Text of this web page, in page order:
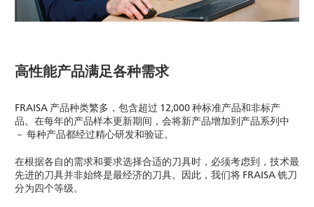
高性能产品满足各种需求
FRAISA 产品种类繁多，包含超过 12,000 种标准产品和非标产
品。在每年的产品样本更新期间，会将新产品增加到产品系列中
－ 每种产品都经过精心研发和验证。
在根据各自的需求和要求选择合适的刀具时，必须考虑到，技术最
先进的刀具并非始终是最经济的刀具。因此，我们将 FRAISA 铣刀
分为四个等级。